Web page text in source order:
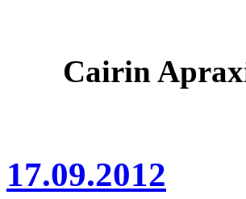
Cairin
17.09.2012